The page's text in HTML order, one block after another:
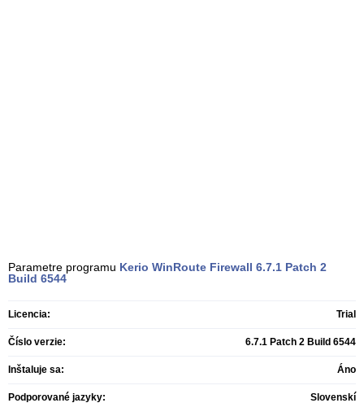
Parametre programu Kerio WinRoute Firewall 6.7.1 Patch 2
Build 6544
Licencia: Trial
Číslo verzie: 6.7.1 Patch 2 Build 6544
Inštaluje sa: Áno
Podporované jazyky: Slovenskí